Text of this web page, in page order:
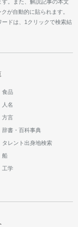
。また、解説記事の本文
が自動的に貼られます。
ドは、1クリックで検索結
食品
人名
方言
辞書・百科事典
タレント出身地検索
船
工学